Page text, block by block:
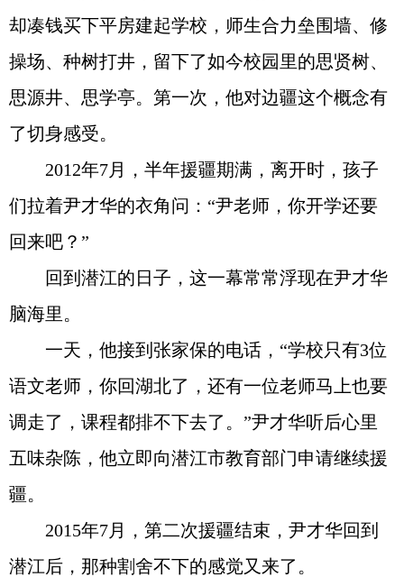
却凑钱买下平房建起学校，师生合力垒围墙、修
操场、种树打井，留下了如今校园里的思贤树、
思源井、思学亭。第一次，他对边疆这个概念有
了切身感受。
2012年7月，半年援疆期满，离开时，孩子
们拉着尹才华的衣角问：“尹老师，你开学还要
回来吧？”
回到潜江的日子，这一幕常常浮现在尹才华
脑海里。
一天，他接到张家保的电话，“学校只有3位
语文老师，你回湖北了，还有一位老师马上也要
调走了，课程都排不下去了。”尹才华听后心里
五味杂陈，他立即向潜江市教育部门申请继续援
疆。
2015年7月，第二次援疆结束，尹才华回到
潜江后，那种割舍不下的感觉又来了。